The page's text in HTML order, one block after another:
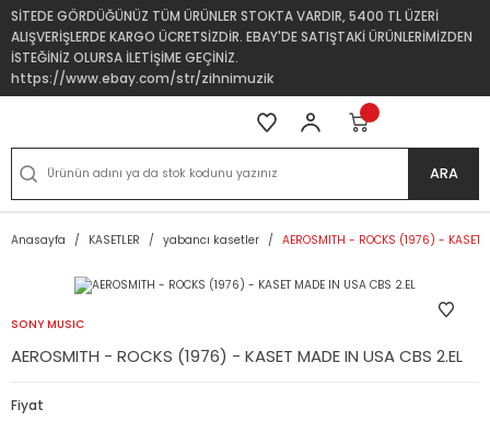
SİTEDE GÖRDÜĞÜNÜZ TÜM ÜRÜNLER STOKTA VARDIR, 5400 TL ÜZERİ
ALIŞVERİŞLERDE KARGO ÜCRETSİZDİR. EBAY'DE SATIŞTAKİ ÜRÜNLERİMİZDEN
İSTEĞİNİZ OLURSA İLETİŞİME GEÇİNİZ.
https://www.ebay.com/str/zihnimuzik
ARA
Anasayfa KASETLER yabancı kasetler AEROSMITH - ROCKS (1976) - KASET
SONY MUSIC
AEROSMITH - ROCKS (1976) - KASET MADE IN USA CBS 2.EL
Fiyat